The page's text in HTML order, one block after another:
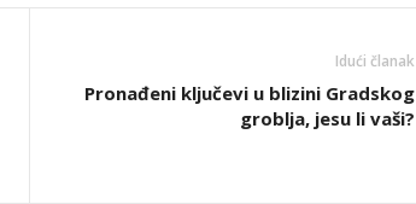
Idući članak
Pronađeni ključevi u blizini Gradskog
groblja, jesu li vaši?